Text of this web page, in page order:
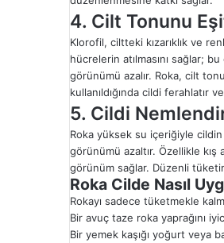
4. Cilt Tonunu
Klorofil, ciltteki kızarıklık ve
hücrelerin atılmasını sağlar;
görünümü azalır. Roka, cilt
kullanıldığında cildi ferahlatır
5. Cildi
Roka yüksek su içeriğiyle
görünümü azaltır. Özellikle
görünüm sağlar. Düzenli
Roka Cilde Nasıl
Rokayı sadece tüketmekle
Bir avuç taze roka yaprağını
Bir yemek kaşığı yoğurt veya